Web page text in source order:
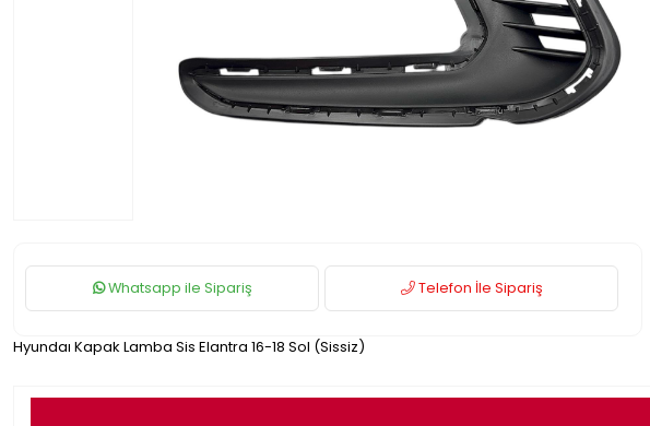
Whatsapp ile Sipariş Telefon İle Sipariş
Hyundaı Kapak Lamba Sis Elantra 16-18 Sol (Sissiz)